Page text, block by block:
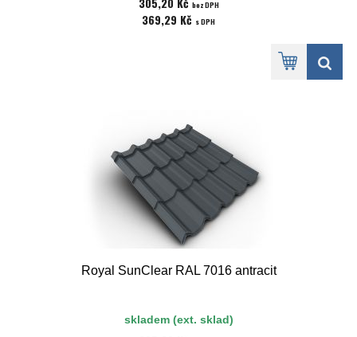
bez DPH
369,29 Kč s DPH
Royal SunClear RAL 7016 antracit
skladem (ext. sklad)